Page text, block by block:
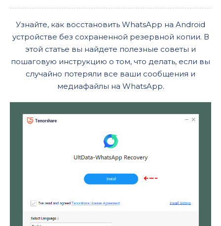
Узнайте, как восстановить WhatsApp на Android
устройстве без сохраненной резервной копии. В
этой статье вы найдете полезные советы и
пошаговую инструкцию о том, что делать, если вы
случайно потеряли все ваши сообщения и
медиафайлы на WhatsApp.